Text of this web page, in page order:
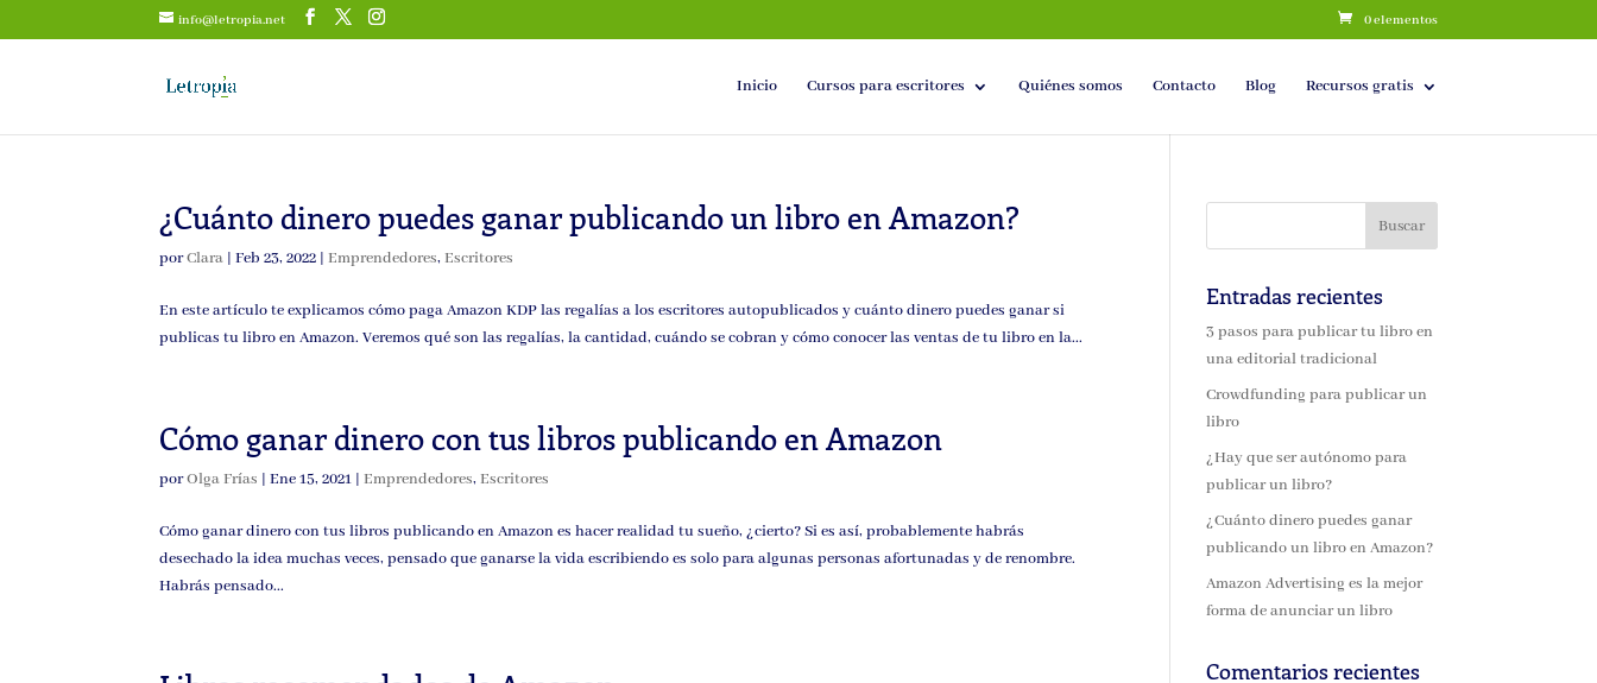
info@letropia.net 0 elementos
Inicio Cursos para escritores Quiénes somos Contacto Blog Recursos gratis
¿Cuánto dinero puedes ganar publicando un libro en Amazon?
porClara |Feb 23, 2022 |Emprendedores,Escritores
En este artículo te explicamos cómo paga Amazon KDP las regalías a los escritores autopublicados y cuánto dinero puedes ganar si
publicas tu libro en Amazon. Veremos qué son las regalías, la cantidad, cuándo se cobran y cómo conocer las ventas de tu libro en la...
Cómo ganar dinero con tus libros publicando en Amazon
porOlga Frías |Ene 15, 2021 |Emprendedores,Escritores
Cómo ganar dinero con tus libros publicando en Amazon es hacer realidad tu sueño, ¿cierto? Si es así, probablemente habrás
desechado la idea muchas veces, pensado que ganarse la vida escribiendo es solo para algunas personas afortunadas y de renombre.
Habrás pensado...
Entradas recientes
3 pasos para publicar tu libro en
una editorial tradicional
Crowdfunding para publicar un
libro
¿Hay que ser autónomo para
publicar un libro?
¿Cuánto dinero puedes ganar
publicando un libro en Amazon?
Amazon Advertising es la mejor
forma de anunciar un libro
Comentarios recientes